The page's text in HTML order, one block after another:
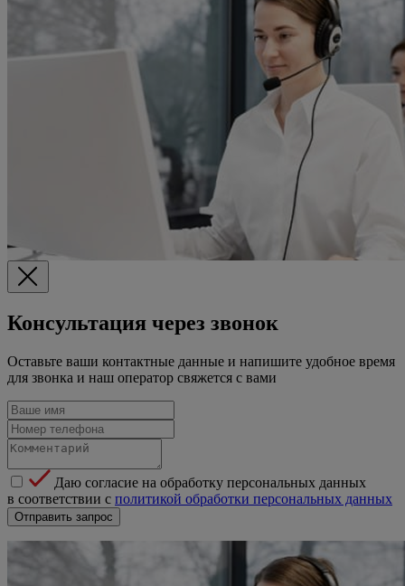
Консультация через звонок
Оставьте ваши контактные данные и напишите удобное время
для звонка и наш оператор свяжется с вами
Даю согласие на обработку персональных данных
в соответствии с политикой обработки персональных данных
Отправить запрос